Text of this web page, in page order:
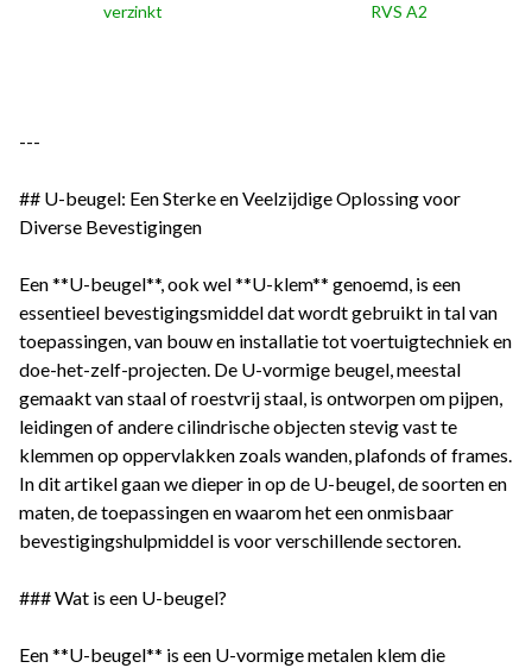
verzinkt RVS A2
---
## U-beugel: Een Sterke en Veelzijdige Oplossing voor
Diverse Bevestigingen
Een **U-beugel**, ook wel **U-klem** genoemd, is een
essentieel bevestigingsmiddel dat wordt gebruikt in tal van
toepassingen, van bouw en installatie tot voertuigtechniek en
doe-het-zelf-projecten. De U-vormige beugel, meestal
gemaakt van staal of roestvrij staal, is ontworpen om pijpen,
leidingen of andere cilindrische objecten stevig vast te
klemmen op oppervlakken zoals wanden, plafonds of frames.
In dit artikel gaan we dieper in op de U-beugel, de soorten en
maten, de toepassingen en waarom het een onmisbaar
bevestigingshulpmiddel is voor verschillende sectoren.
### Wat is een U-beugel?
Een **U-beugel** is een U-vormige metalen klem die